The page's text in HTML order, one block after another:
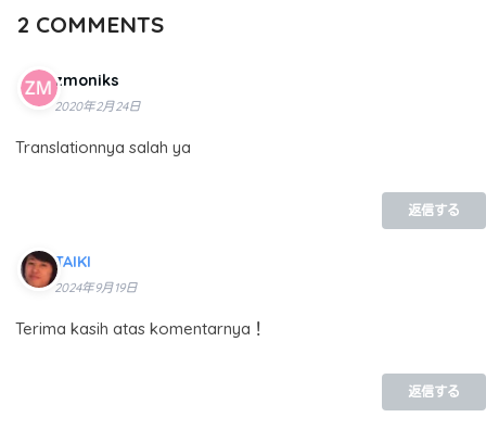
2 COMMENTS
zmoniks
2020年2月24日
Translationnya salah ya
返信する
TAIKI
2024年9月19日
Terima kasih atas komentarnya！
返信する